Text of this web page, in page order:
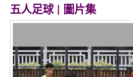
五人足球 | 圖片集